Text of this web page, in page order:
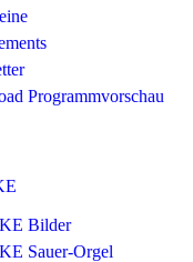
Programmvorschau
Bilder
Sauer-Orgel